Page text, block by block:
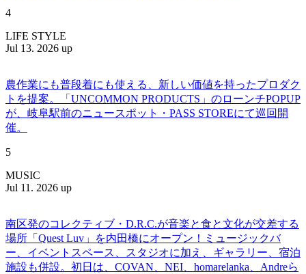
4
LIFE STYLE
Jul 13. 2026 up
農作業にも普段着にも使える、新しい価値を持ったプロダク
トを提案。「UNCOMMON PRODUCTS」のローンチPOPUP
が、岐阜駅前のニュースポット・PASS STOREにて巡回開
催。
5
MUSIC
Jul 11. 2026 up
南区発のコレクティブ・D.R.C.が⾳楽と⾷と⽂化が交差する
場所「Quest Luv」を内田橋にオープン！ミュージックバ
ー、イベントスペース、スタジオに加え、ギャラリー、宿泊
施設も併設。初日は、COVAN、NEI、homarelanka、Andreら